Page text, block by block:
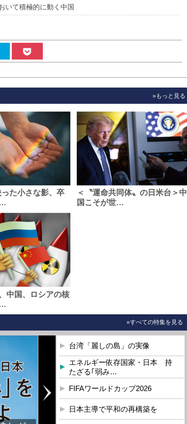
いて積極的に動く中国
»もっと見る
た小さな影、卒
＜〝運命共同体〟の日米台＞中
国こそが世…
中国、ロシアの核
»すべての特集を見る
台湾「麗しの島」の実像
エネルギー依存国家・日本 持
たざる｢弱み…
FIFAワールドカップ2026
日本主導で平和の再構築を